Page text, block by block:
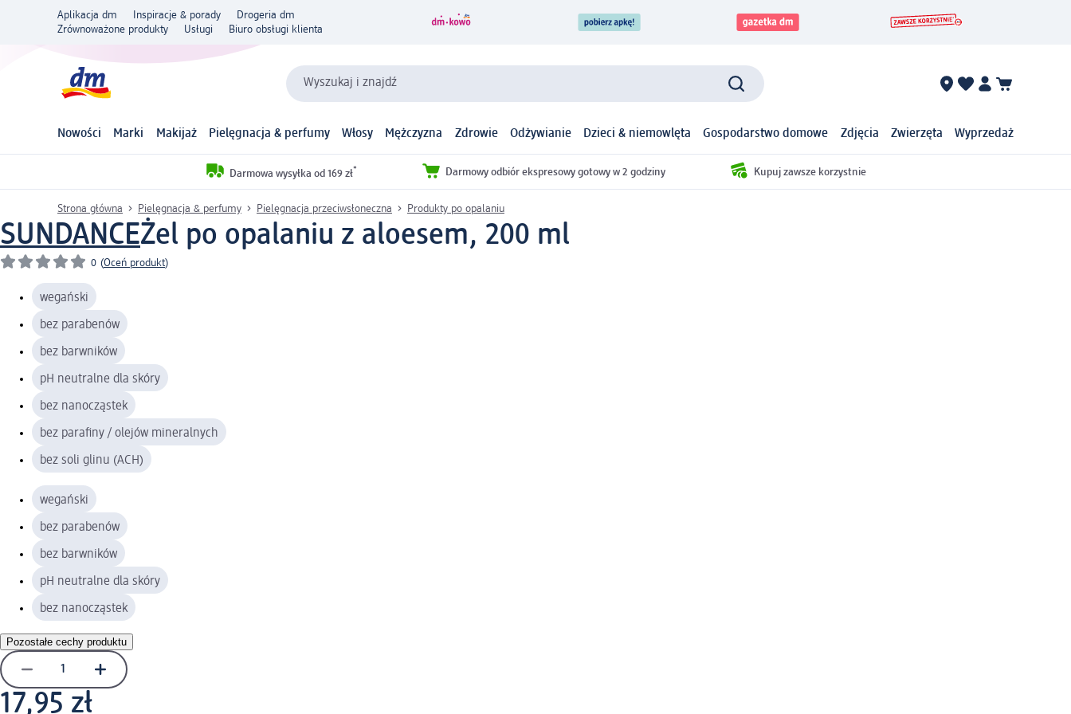
Aplikacja dm Inspiracje & porady
Drogeria dm
Zrównoważone produkty
Usługi Biuro obsługi klienta
Wyszukaj i znajdź
Nowości Marki Makijaż Pielęgnacja & perfumy Włosy Mężczyzna Zdrowie Odżywianie Dzieci & niemowlęta Gospodarstwo domowe Zdjęcia Zwierzęta Wyprzedaż
Darmowa wysyłka od 169 zł* Darmowy odbiór ekspresowy gotowy w 2 godziny Kupuj zawsze korzystnie
Strona główna Pielęgnacja & perfumy Pielęgnacja przeciwsłoneczna Produkty po opalaniu
SUNDANCEŻel po opalaniu z aloesem, 200 ml
0 (Oceń produkt)
wegański
bez parabenów
bez barwników
pH neutralne dla skóry
bez nanocząstek
bez parafiny / olejów mineralnych
bez soli glinu (ACH)
wegański
bez parabenów
bez barwników
pH neutralne dla skóry
bez nanocząstek
Pozostałe cechy produktu
17,95 zł